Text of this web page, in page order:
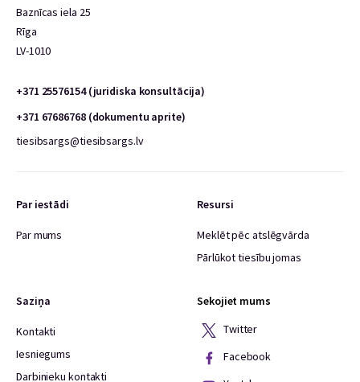
Baznīcas iela 25
Rīga
LV-1010
+371 25576154 (juridiska konsultācija)
+371 67686768 (dokumentu aprite)
tiesibsargs@tiesibsargs.lv
Par iestādi
Par mums
Resursi
Meklēt pēc atslēgvārda
Pārlūkot tiesību jomas
Saziņa
Kontakti
Iesniegums
Darbinieku kontakti
Sekojiet mums
Twitter
Facebook